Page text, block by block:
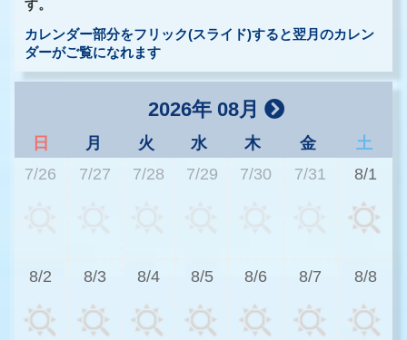
す。
カレンダー部分をフリック(スライド)すると翌月のカレン
ダーがご覧になれます
2026年 08月
日 月 火 水 木 金
土
7/26
7/27 7/28 7/29 7/30 7/31 8/1
8/2 8/3 8/4 8/5 8/6 8/7 8/8